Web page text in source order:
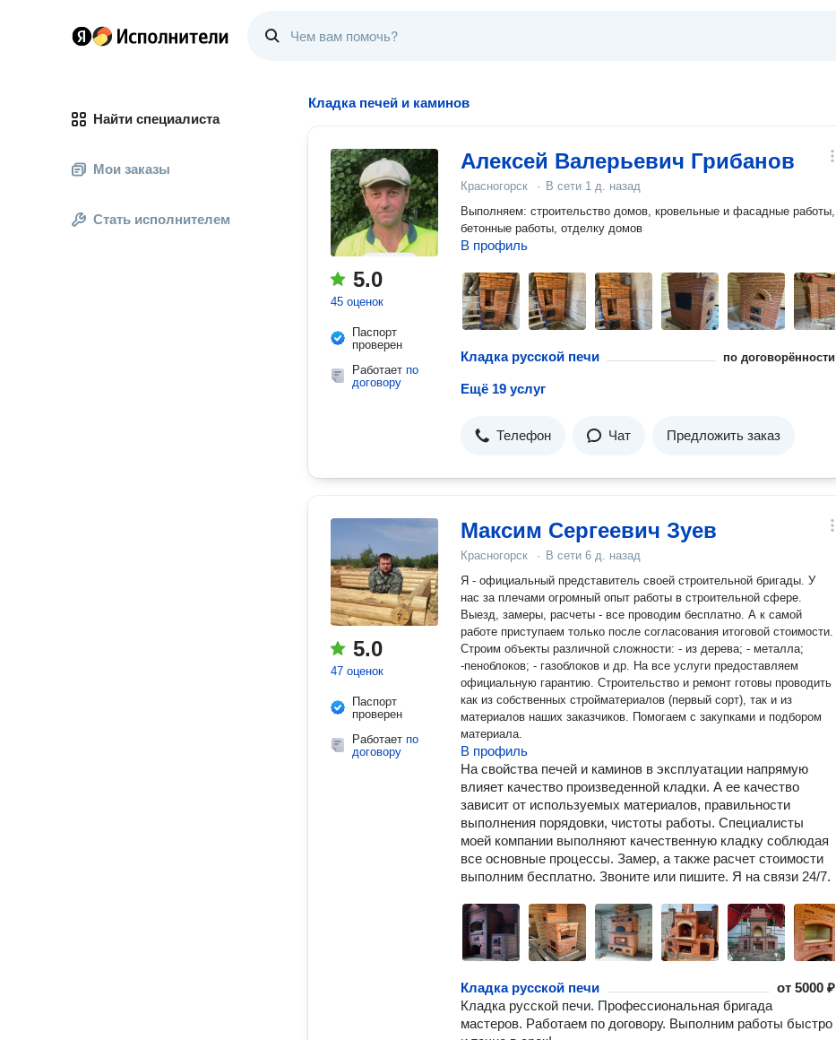
Найти специалиста
Мои заказы
Стать исполнителем
Кладка печей и каминов
5.0
45 оценок
Паспорт
проверен
Работает по
договору
Алексей Валерьевич Грибанов
Красногорск · В сети 1 д. назад
Выполняем: строительство домов, кровельные и фасадные работы,
бетонные работы, отделку домов
В профиль
Кладка русской печи по договорённости
Ещё 19 услуг
Телефон Чат Предложить заказ
5.0
47 оценок
Паспорт
проверен
Работает по
договору
Максим Сергеевич Зуев
Красногорск · В сети 6 д. назад
Я - официальный представитель своей строительной бригады. У
нас за плечами огромный опыт работы в строительной сфере.
Выезд, замеры, расчеты - все проводим бесплатно. А к самой
работе приступаем только после согласования итоговой стоимости.
Строим объекты различной сложности: - из дерева; - металла;
-пеноблоков; - газоблоков и др. На все услуги предоставляем
официальную гарантию. Строительство и ремонт готовы проводить
как из собственных стройматериалов (первый сорт), так и из
материалов наших заказчиков. Помогаем с закупками и подбором
материала.
В профиль
На свойства печей и каминов в эксплуатации напрямую
влияет качество произведенной кладки. А ее качество
зависит от используемых материалов, правильности
выполнения порядовки, чистоты работы. Специалисты
моей компании выполняют качественную кладку соблюдая
все основные процессы. Замер, а также расчет стоимости
выполним бесплатно. Звоните или пишите. Я на связи 24/7.
Кладка русской печи от5000 ₽
Кладка русской печи. Профессиональная бригада
мастеров. Работаем по договору. Выполним работы быстро